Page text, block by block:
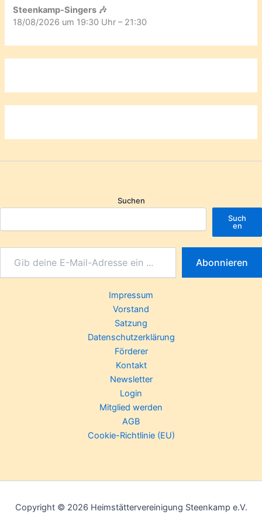
Steenkamp-Singers 🎶
18/08/2026 um 19:30 Uhr – 21:30
Suchen
Such
en
Abonnieren
Impressum
Vorstand
Satzung
Datenschutzerklärung
Förderer
Kontakt
Newsletter
Login
Mitglied werden
AGB
Cookie-Richtlinie (EU)
Copyright © 2026 Heimstättervereinigung Steenkamp e.V.